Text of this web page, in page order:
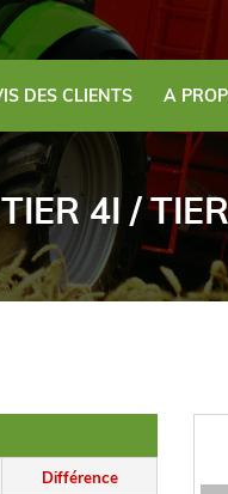
DES CLIENTS A
4I /
Différence